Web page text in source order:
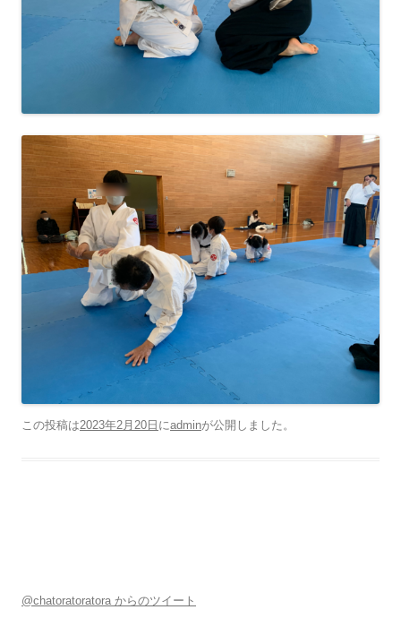
この投稿は2023年2月20日 にadminが公開しました 。
@chatoratoratora からのツイート